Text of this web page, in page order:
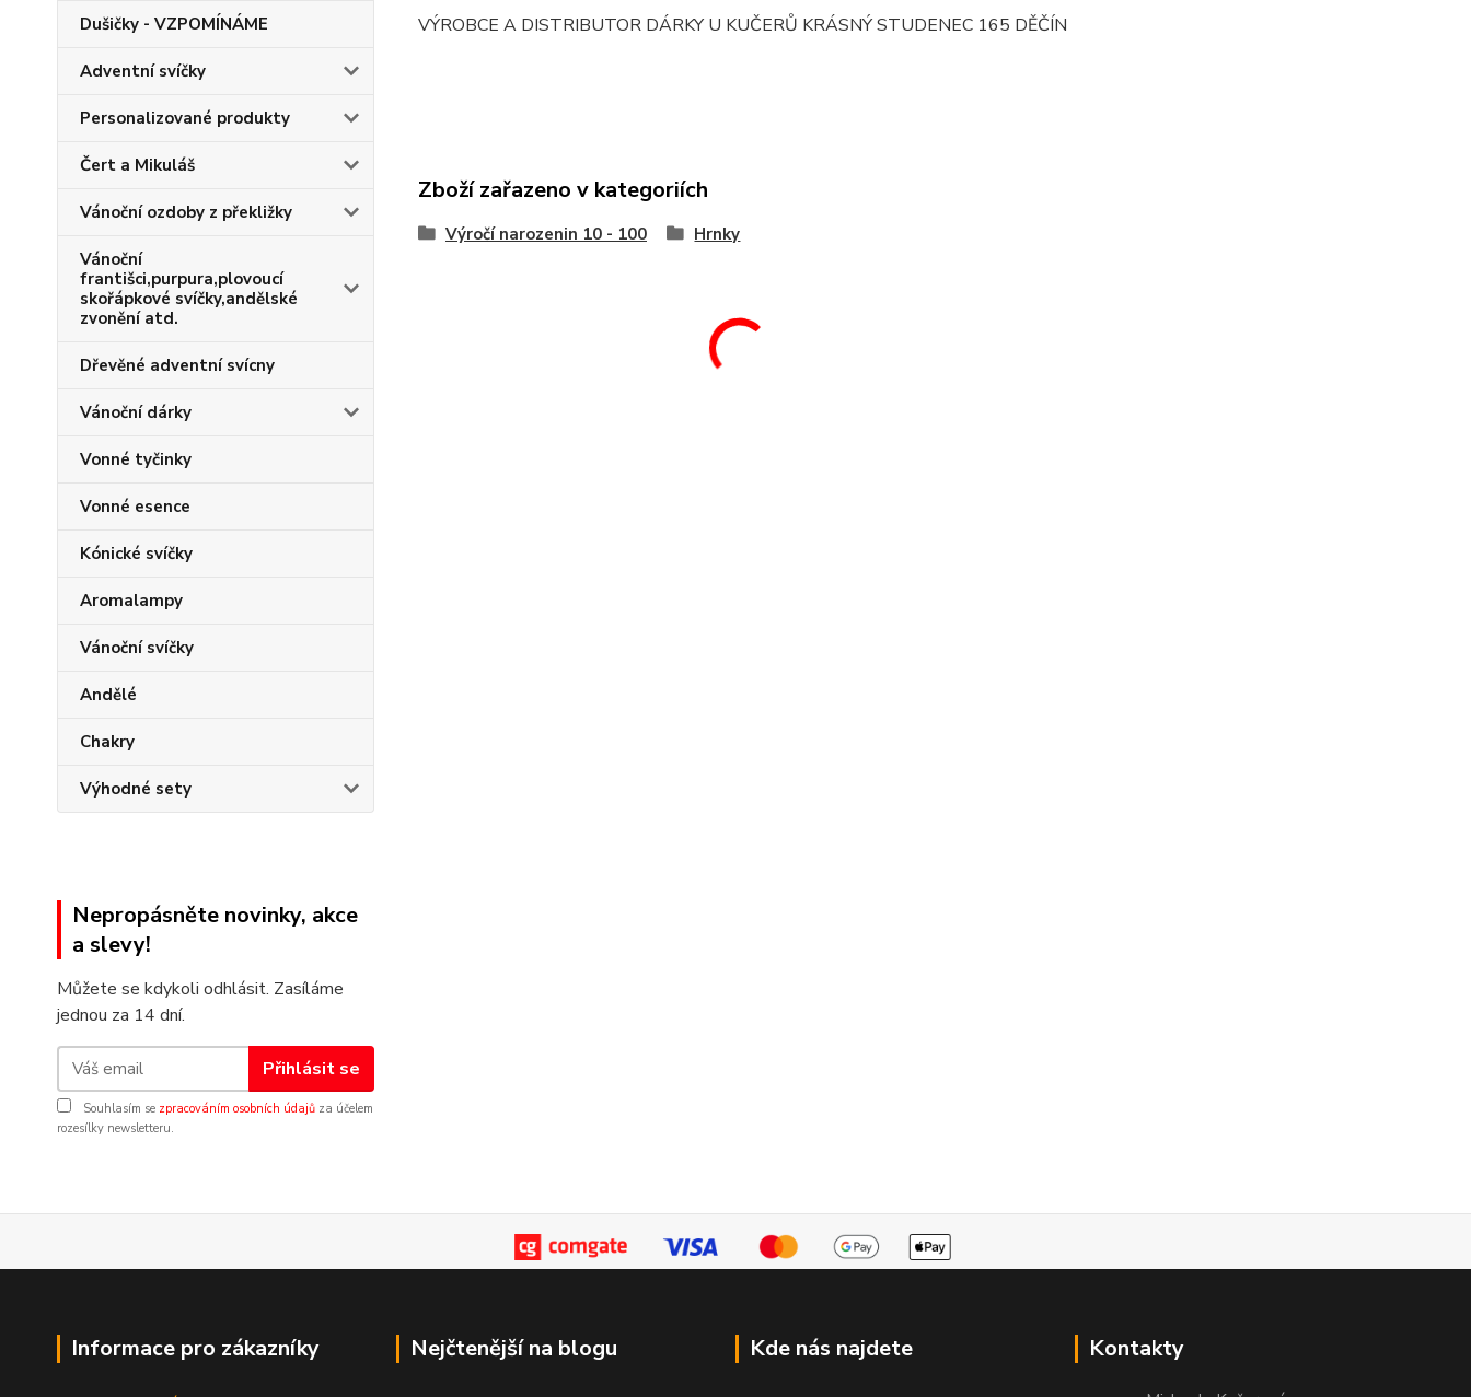
Dušičky - VZPOMÍNÁME
Adventní svíčky
Personalizované produkty
Čert a Mikuláš
Vánoční ozdoby z překližky
Vánoční
františci,purpura,plovoucí
skořápkové svíčky,andělské
zvonění atd.
Dřevěné adventní svícny
Vánoční dárky
Vonné tyčinky
Vonné esence
Kónické svíčky
Aromalampy
Vánoční svíčky
Andělé
Chakry
Výhodné sety
Nepropásněte novinky, akce
a slevy!
Můžete se kdykoli odhlásit. Zasíláme
jednou za 14 dní.
Přihlásit se
Souhlasím se zpracováním osobních údajů za účelem
rozesílky newsletteru.
VÝROBCE A DISTRIBUTOR DÁRKY U KUČERŮ KRÁSNÝ STUDENEC 165 DĚČÍN
Zboží zařazeno v kategoriích
Výročí narozenin 10 - 100 Hrnky
Informace pro zákazníky Nejčtenější na blogu Kde nás najdete Kontakty